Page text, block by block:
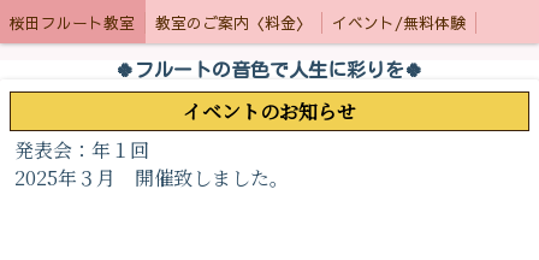
桜田フルート教室 教室のご案内〈料金〉 イベント/無料体験
🍀フルートの音色で人生に彩りを🍀
イベントのお知らせ
発表会：年１回
2025年３月 開催致しました。